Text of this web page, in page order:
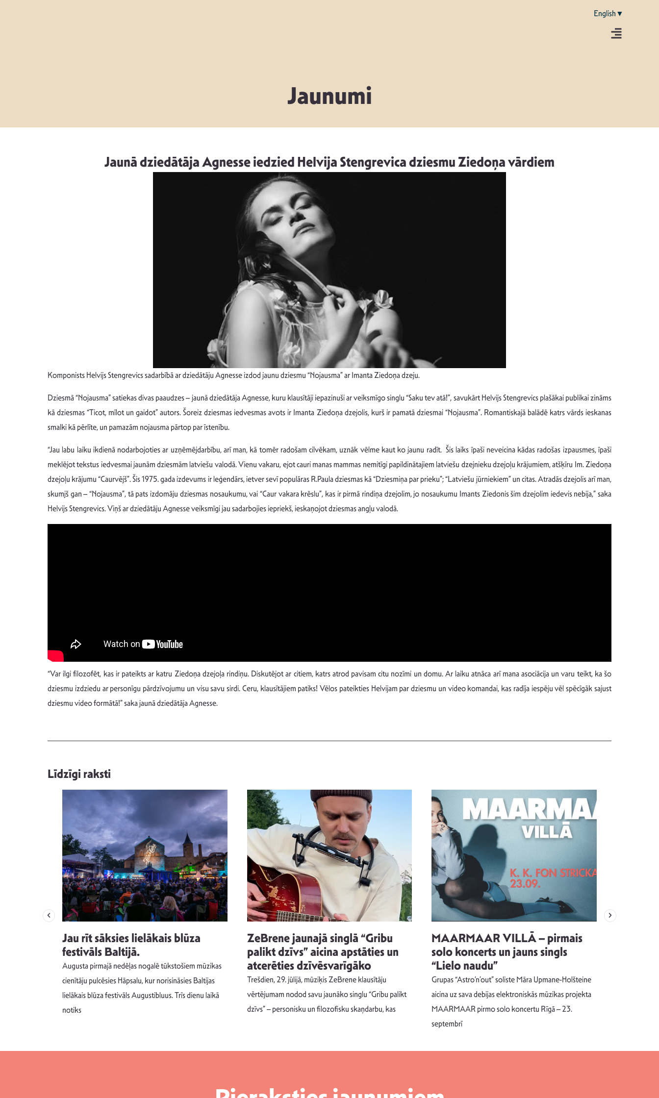
English▼
Jaunumi
Jaunā dziedātāja Agnesse iedzied Helvija Stengrevica dziesmu Ziedoņa vārdiem
Komponists Helvijs Stengrevics sadarbībā ar dziedātāju Agnesse izdod jaunu dziesmu “Nojausma” ar Imanta Ziedoņa dzeju.
Dziesmā “Nojausma” satiekas divas paaudzes – jaunā dziedātāja Agnesse, kuru klausītāji iepazinuši ar veiksmīgo singlu “Saku tev atā!”, savukārt Helvijs Stengrevics plašākai publikai zināms
kā dziesmas “Ticot, mīlot un gaidot” autors. Šoreiz dziesmas iedvesmas avots ir Imanta Ziedoņa dzejolis, kurš ir pamatā dziesmai “Nojausma”. Romantiskajā balādē katrs vārds ieskanas
smalki kā pērlīte, un pamazām nojausma pārtop par īstenību.
“Jau labu laiku ikdienā nodarbojoties ar uzņēmējdarbību, arī man, kā tomēr radošam cilvēkam, uznāk vēlme kaut ko jaunu radīt. Šis laiks īpaši neveicina kādas radošas izpausmes, īpaši
meklējot tekstus iedvesmai jaunām dziesmām latviešu valodā. Vienu vakaru, ejot cauri manas mammas nemitīgi papildinātajiem latviešu dzejnieku dzejoļu krājumiem, atšķīru Im. Ziedoņa
dzejoļu krājumu “Caurvējš”. Šis 1975. gada izdevums ir leģendārs, ietver sevī populāras R.Paula dziesmas kā “Dziesmiņa par prieku”; “Latviešu jūrniekiem” un citas. Atradās dzejolis arī man,
skumjš gan – “Nojausma”, tā pats izdomāju dziesmas nosaukumu, vai “Caur vakara krēslu”, kas ir pirmā rindiņa dzejolim, jo nosaukumu Imants Ziedonis šim dzejolim iedevis nebija,” saka
Helvijs Stengrevics. Viņš ar dziedātāju Agnesse veiksmīgi jau sadarbojies iepriekš, ieskaņojot dziesmas angļu valodā.
“Var ilgi filozofēt, kas ir pateikts ar katru Ziedoņa dzejoļa rindiņu. Diskutējot ar citiem, katrs atrod pavisam citu nozīmi un domu. Ar laiku atnāca arī mana asociācija un varu teikt, ka šo
dziesmu izdziedu ar personīgu pārdzīvojumu un visu savu sirdi. Ceru, klausītājiem patiks! Vēlos pateikties Helvijam par dziesmu un video komandai, kas radīja iespēju vēl spēcīgāk sajust
dziesmu video formātā!” saka jaunā dziedātāja Agnesse.
Līdzīgi raksti
Jau rīt sāksies lielākais blūza
festivāls Baltijā.
Augusta pirmajā nedēļas nogalē tūkstošiem mūzikas
cienītāju pulcēsies Hāpsalu, kur norisināsies Baltijas
lielākais blūza festivāls Augustibluus. Trīs dienu laikā
notiks
ZeBrene jaunajā singlā “Gribu
palikt dzīvs” aicina apstāties un
atcerēties dzīvēsvarīgāko
Trešdien, 29. jūlijā, mūziķis ZeBrene klausītāju
vērtējumam nodod savu jaunāko singlu “Gribu palikt
dzīvs” – personisku un filozofisku skaņdarbu, kas
MAARMAAR VILLĀ – pirmais
solo koncerts un jauns singls
“Lielo naudu”
Grupas “Astro’n’out” soliste Māra Upmane-Holšteine
aicina uz sava debijas elektroniskās mūzikas projekta
MAARMAAR pirmo solo koncertu Rīgā – 23.
septembrī